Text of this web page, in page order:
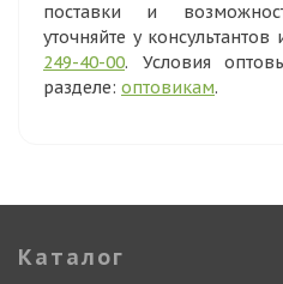
поставки и
уточняйте у
249-40-00. Условия
разделе: оптовикам.
Каталог